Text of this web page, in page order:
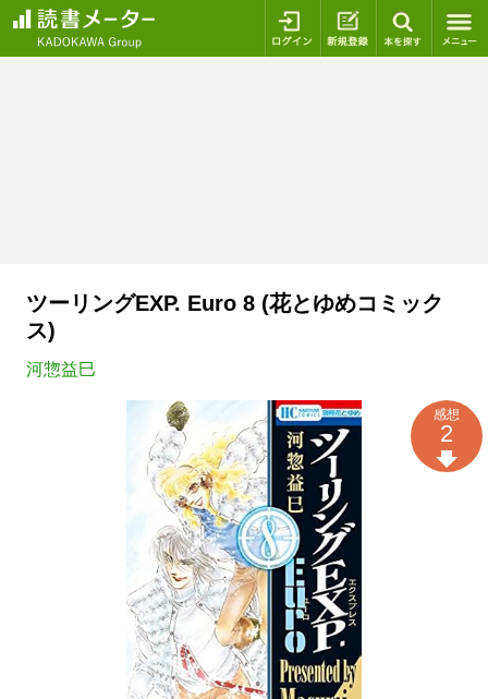
ログイン 新規登録
ツーリングEXP. Euro 8 (花とゆめコミック
ス)
河惣益巳
感想
2